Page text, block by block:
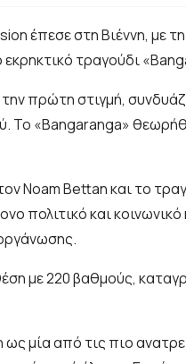
έπεσε στη Βιέννη,
εκρηκτικό τραγούδι
πρώτη στιγμή,
Το «Bangaranga»
Noam Bettan και το
πολιτικό και
με 220 βαθμούς,
μία από τις πιο